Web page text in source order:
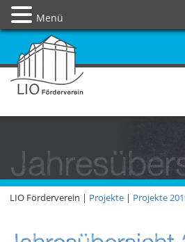
LIO Förderverein | Projekte| Projekte
Menü